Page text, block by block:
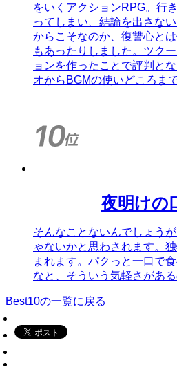
をいくアクションRPG。行
ってしまい、結論を出さな
からこそなのか、復讐心と
もあったりしました。ツク
ョンを作ったことで評判と
オからBGMの使いどころま
夜明けの
そんなことないんでしょう
ゃないかと思わされます。
まれます。パクっと一口で
なと、そういう気軽さがあ
Best10の一覧に戻る